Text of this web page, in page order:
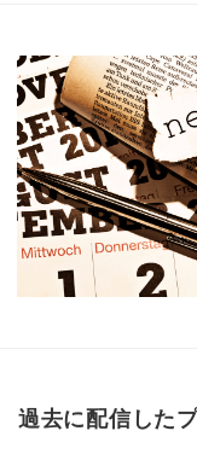
過去に配信した